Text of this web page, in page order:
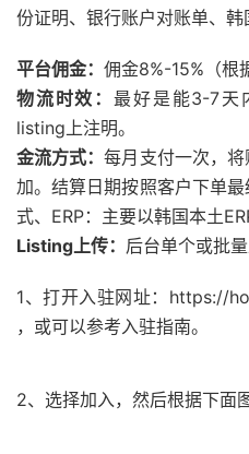
份证明、银行账户对账单、韩
平台佣金： 佣金8%-15%（根
物流时效：最好是能3-7天
listing上注明。
金流方式：每月支付一次，
加。结算日期按照客户下单
式、ERP：主要以韩国本土
Listing上传： 后台单个或批量
1、打开入驻网址：https://
，或可以参考入驻指南。
2、选择加入，然后根据下面